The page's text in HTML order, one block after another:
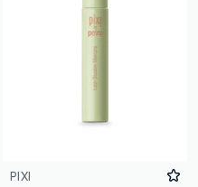
PIXI